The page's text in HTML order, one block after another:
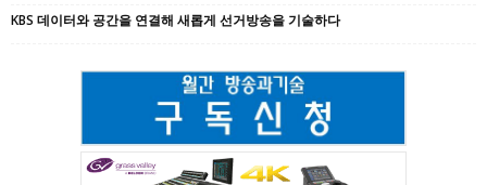
KBS 데이터와 공간을 연결해 새롭게 선거방송을 기술하다